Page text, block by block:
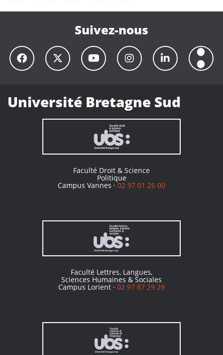
Suivez-nous
Université Bretagne Sud
Faculté Droit & Science
Politique
Campus Vannes ·02 97 01 26 00
Faculté Lettres, Langues,
Sciences Humaines & Sociales
Campus Lorient · 02 97 87 29 29